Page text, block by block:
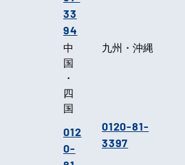
012
0-
81-
33
94
中
国
・
四
国